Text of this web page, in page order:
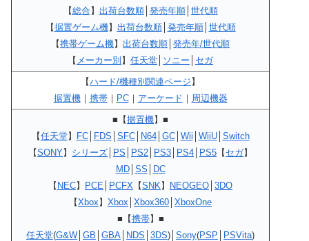
【総合】 出荷台数順│ 発売年順│ 世代順
【据置ゲーム機】 出荷台数順│ 発売年順│ 世代順
【携帯ゲーム機】 出荷台数順 発売年/世代順
【 メーカー別】 任天堂 ソニー セガ
【ハード/機種別関連ページ】
据置機｜ 携帯｜ PC｜ アーケード ｜ 周辺機器
■【据置機】■
【任天堂】 FC│ FDS SFC│ N64│ GC│ Wii WiiU│ Switch
【SONY】 シリーズ PS PS2 PS3 PS4 PS5 【セガ】
MD│ SS
DC
【NEC】 PCE PCFX 【SNK】 NEOGEO 3DO
【Xbox】 Xbox Xbox360 XboxOne
■【携帯】■
任天堂(G&W GB GBA NDS 3DS)│ Sony(PSP PSVita)